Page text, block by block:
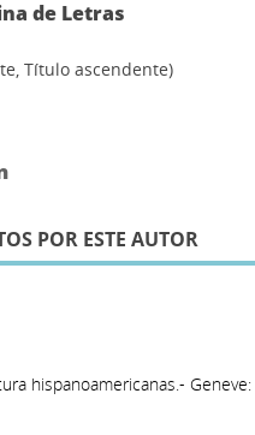
de Letras
Título ascendente)
POR ESTE AUTOR
hispanoamericanas.-